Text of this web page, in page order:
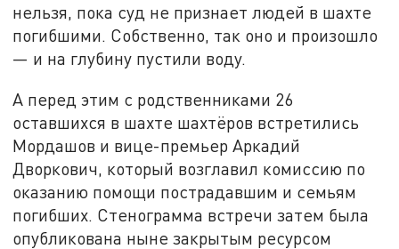
нельзя, пока суд не признает людей в шахте
погибшими. Собственно, так оно и произошло
— и на глубину пустили воду.
А перед этим с родственниками 26
оставшихся в шахте шахтёров встретились
Мордашов и вице-премьер Аркадий
Дворкович, который возглавил комиссию по
оказанию помощи пострадавшим и семьям
погибших. Стенограмма встречи затем была
опубликована ныне закрытым ресурсом